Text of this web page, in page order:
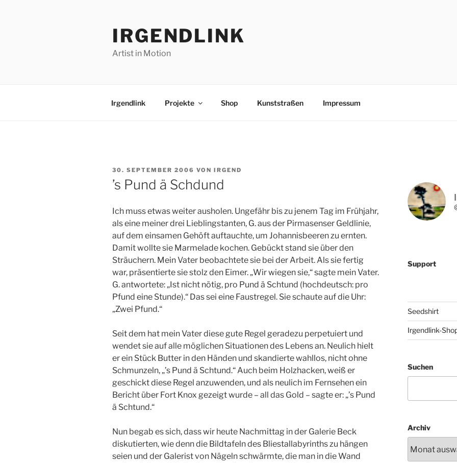
IRGENDLINK
Artist in Motion
Irgendlink Projekte Shop Kunststraßen Impressum
VERÖFFENTLICHT
AM
30. SEPTEMBER 2006 VON IRGEND
’s Pund ä Schdund
Ich muss etwas weiter ausholen. Ungefähr bis zu jenem Tag im Frühjahr,
als eine meiner drei Lieblingstanten, G. aus der Pirmasenser Geldlinie,
auf dem einsamen Gehöft auftauchte, um Johannisbeeren zu ernten.
Damit wollte sie Marmelade kochen. Gebückt stand sie über den
Sträuchern. Mein Vater beobachtete sie bei der Arbeit. Als sie fertig
war, präsentierte sie stolz den Eimer. „Wir wiegen sie,“ sagte mein Vater.
G. antwortete: „Ist nicht nötig, pro Pund ä Schtund (hochdeutsch: pro
Pfund eine Stunde).“ Das sei eine Faustregel. Sie schaute auf die Uhr:
„Zwei Pfund.“
Seit dem hat mein Vater diese gute Regel geradezu perpetuiert und
wendet sie auf alle möglichen Situationen des Lebens an. Neulich hielt
er ein Stück Butter in den Händen und skandierte wahllos, nicht ohne
Schmunzeln, „’s Pund ä Schtund.“ Auch beim Holzhacken, weiß er
geschickt diese Regel anzuwenden, und als neulich im Fernsehen ein
Bericht über Fort Knox gezeigt wurde – all das Gold – sagte er: „’s Pund
ä Schtund.“
Nun begab es sich, dass wir heute Nachmittag in der Galerie Beck
diskutierten, wie denn die Bildtafeln des Bliestallabyrinths zu hängen
seien und der Galerist von Nägeln schwärmte, die man in die Wand
Support
Seedshirt
Irgendlink-
Suchen
Archiv